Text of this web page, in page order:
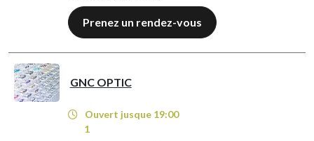
Prenez un rendez-vous
GNC OPTIC
Ouvert jusque 19:00
1